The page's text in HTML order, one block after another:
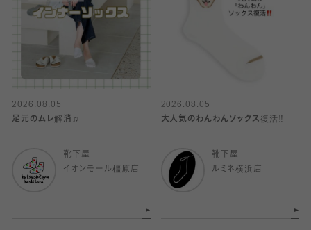
2026.08.05
足元のムレ解消♫
靴下屋
イオンモール橿原店
2026.08.05
大人気のわんわんソックス復活‼️
靴下屋
ルミネ横浜店